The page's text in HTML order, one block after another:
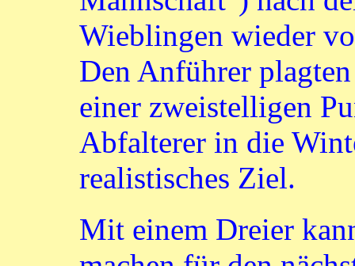
Wieblingen wieder
Den Anführer
einer zweistelligen
Abfalterer in die
realistisches Ziel.
Mit einem Dreier